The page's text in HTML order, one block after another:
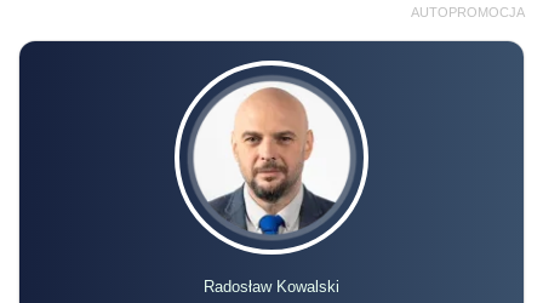
AUTOPROMOCJA
Radosław Kowalski